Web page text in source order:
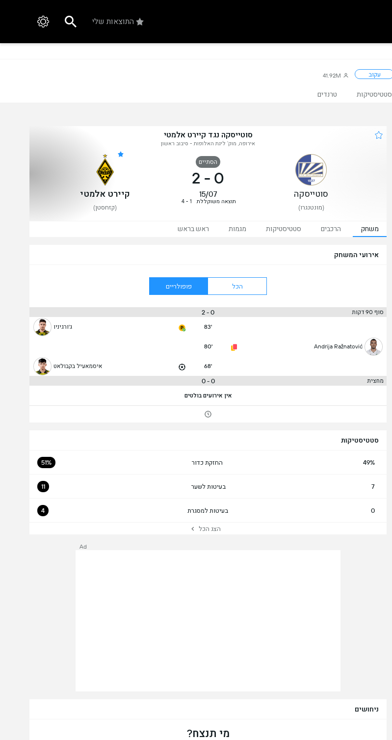
התוצאות שלי
עקוב 41.92M
סטטיסטיקות טרנדים
סוטייסקה נגד קיירט אלמטי
אירופה, מוק' ליגת האלופות - סיבוב ראשון
סוטייסקה
(מונטנגרו)
הסתיים
0
-
2
15/07
תוצאה משוקללת 1 - 4
קיירט אלמטי
(קזחסטן)
משחק הרכבים סטטיסטיקות מגמות ראש בראש
אירועי המשחק
הכל פופולריים
סוף 90 דקות 0 - 2
83' ג'ורגיניו
Andrija Ražnatović
80'
68' איסמאעיל בקבולאט
מחצית 0 - 0
אין אירועים בולטים
סטטיסטיקות
49% החזקת כדור 51%
7 בעיטות לשער 11
0 בעיטות למסגרת 4
הצג הכל
ניחושים
מי תנצח?
Ad